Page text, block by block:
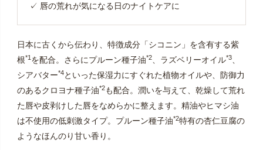
✓ 唇の荒れが気になる日のナイトケアに
日本に古くから伝わり、特徴成分「シコニン」を含有する紫
根*1を配合。さらにプルーン種子油*2、ラズベリーオイル*3、
シアバター*4といった保湿力にすぐれた植物オイルや、防御力
のあるクロヨナ種子油*2も配合。潤いを与えて、乾燥して荒れ
た唇や皮剥けした唇をなめらかに整えます。精油やヒマシ油
は不使用の低刺激タイプ。プルーン種子油*2特有の杏仁豆腐の
ようなほんのり甘い香り。